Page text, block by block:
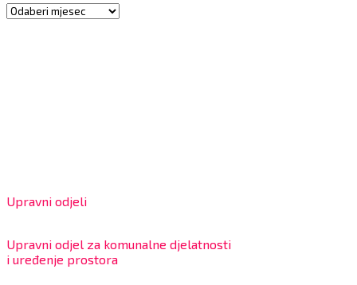
Arhiva
Upravni odjeli
Upravni odjel za komunalne djelatnosti
i uređenje prostora